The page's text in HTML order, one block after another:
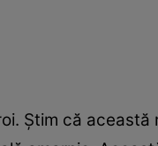
Ştim că